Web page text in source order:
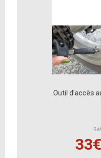
Outil d'accès
33€